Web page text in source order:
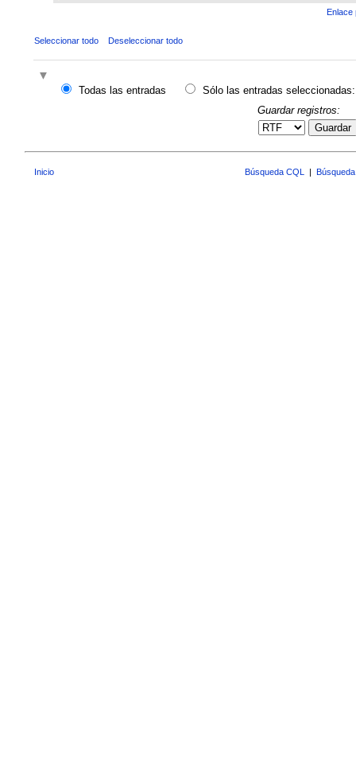
Enlace
Seleccionar todo Deseleccionar todo
Todas las entradas
Sólo las entradas seleccionadas:
Guardar registros:
Guardar
Inicio Búsqueda CQL